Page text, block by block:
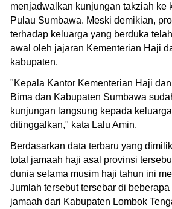
menjadwalkan kunjungan takziah ke
Pulau Sumbawa. Meski demikian,
terhadap keluarga yang berduka
awal oleh jajaran Kementerian Haji
kabupaten.
"Kepala Kantor Kementerian Haji
Bima dan Kabupaten Sumbawa
kunjungan langsung kepada
ditinggalkan," kata Lalu Amin.
Berdasarkan data terbaru yang
total jamaah haji asal provinsi
dunia selama musim haji tahun ini
Jumlah tersebut tersebar di
jamaah dari Kabupaten Lombok